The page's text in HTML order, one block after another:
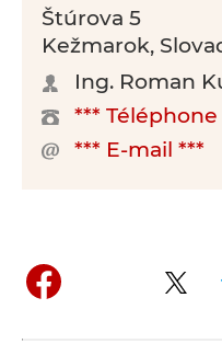
Štúrova 5
Kežmarok,
Ing. Roman
*** Téléphone
*** E-mail ***